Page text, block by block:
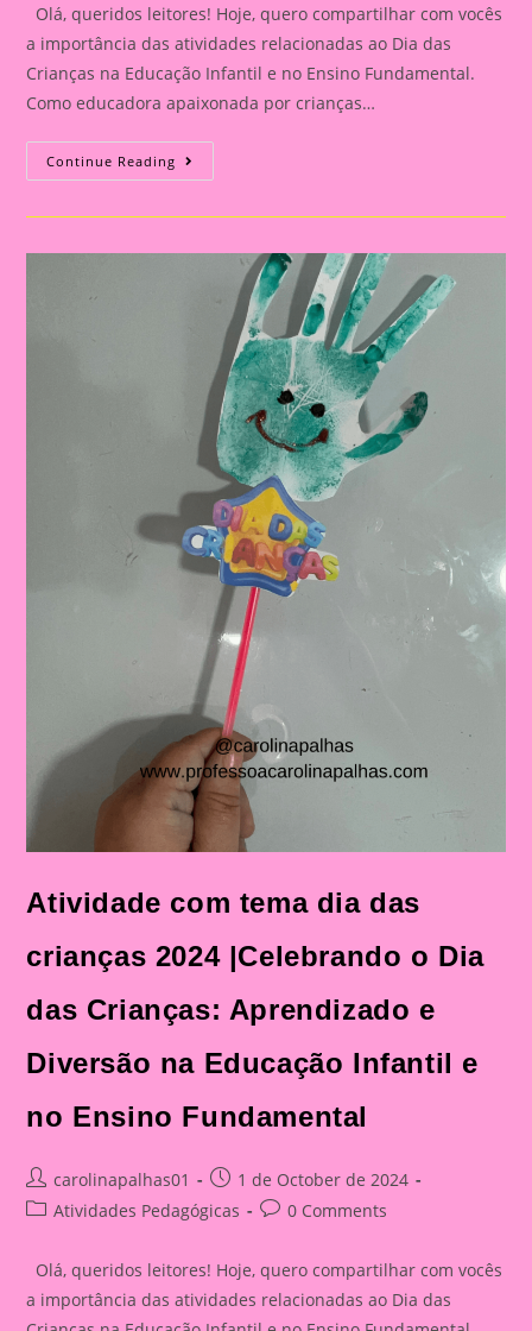
Olá, queridos leitores! Hoje, quero compartilhar com vocês
a importância das atividades relacionadas ao Dia das
Crianças na Educação Infantil e no Ensino Fundamental.
Como educadora apaixonada por crianças…
Continue Reading Atividade
Com
Dia
O
Crianças:
Aprendizado
Diversão
Educação
Infantil
No
Ensino
Fundamental
Atividade com tema dia das
crianças 2024 |Celebrando o Dia
das Crianças: Aprendizado e
Diversão na Educação Infantil e
no Ensino Fundamental
Post
author:
carolinapalhas01
Post
published:
1 de October de 2024
PostAtividades Pedagógicas
Post0 Comments
Olá, queridos leitores! Hoje, quero compartilhar com vocês
a importância das atividades relacionadas ao Dia das